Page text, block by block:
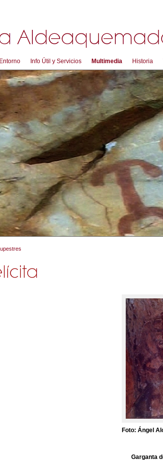
Entorno Info Útil y Servicios Multimedia Historia
Foto: Ángel
Garganta